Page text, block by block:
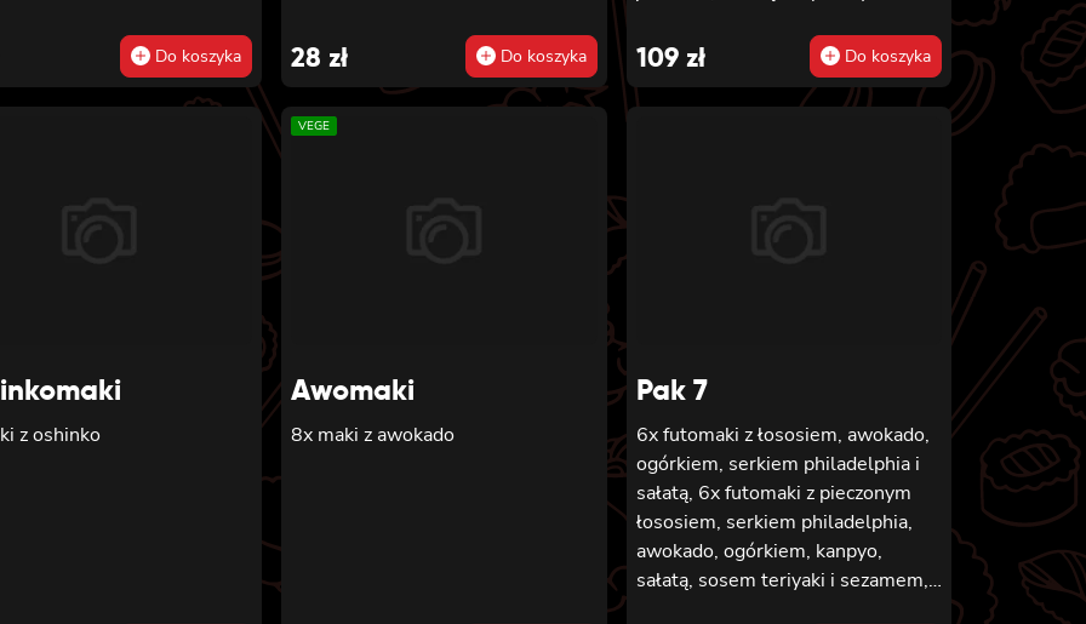
Do koszyka 28 zł Do koszyka
california z serkiem philadelphia i
mango, owinięta awokado z sosem
teriyaki, 6x futomaki z batatem w
ogórkiem, oshinko i sałatą, 6x
futomaki z kanpyo i porem w
109 zł Do koszyka
z oshinko
VEGE
Awomaki
8x maki z awokado
Pak 7
6x futomaki z łososiem, awokado,
ogórkiem, serkiem philadelphia i
sałatą, 6x futomaki z pieczonym
łososiem, serkiem philadelphia,
awokado, ogórkiem, kanpyo,
sałatą, sosem teriyaki i sezamem,